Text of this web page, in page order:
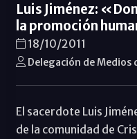
Luis Jiménez:
la promoción
18/10/2011
Delegación de Medios
El sacerdote Luis
de la comunidad de